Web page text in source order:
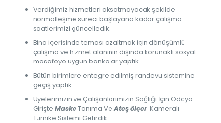
Verdiğimiz hizmetleri aksatmayacak şekilde
normalleşme süreci başlayana kadar çalışma
saatlerimizi güncelledik.
Bina içerisinde teması azaltmak için dönüşümlü
çalışma ve hizmet alanının dışında korunaklı sosyal
mesafeye uygun bankolar yaptık.
Bütün birimlere entegre edilmiş randevu sistemine
geçiş yaptık
Üyelerimizin ve Çalışanlarımızın Sağlığı İçin Odaya
Girişte MaskeTanıma VeAteş ölçerKameralı
Turnike Sistemi Getirdik.